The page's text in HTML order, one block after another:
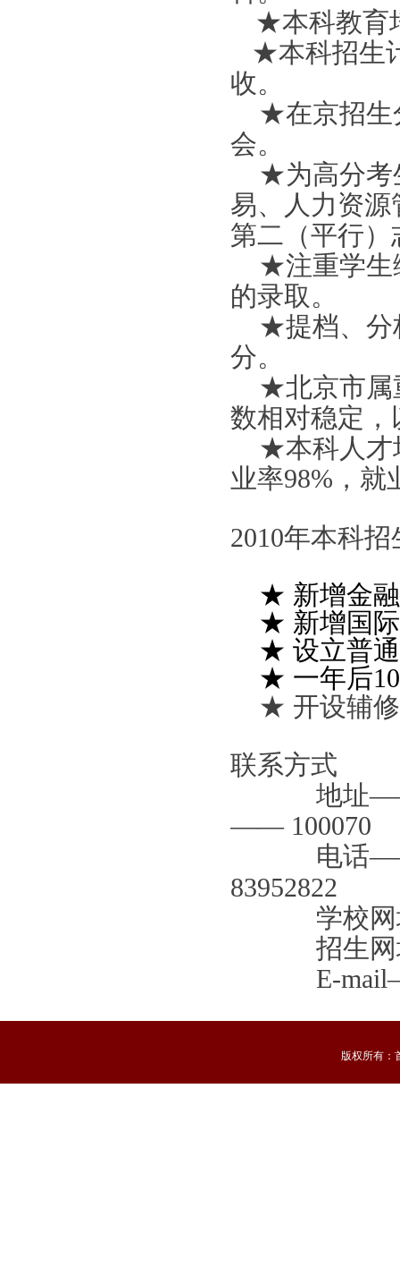
★本科教育
★本科招生
收。
★在京招生
会。
★为高分考
易、人力资
第二（平行）
★注重学生
的录取。
★提档、分
分。
★北京市属
数相对稳定
★本科人才
业率98%，就
2010年本科招
★ 新增金
★ 新增国
★ 设立普
★ 一年后
★ 开设辅
联系方式
地址
—— 100070
电话
83952822
学校
招生
E-mail
版权所有：